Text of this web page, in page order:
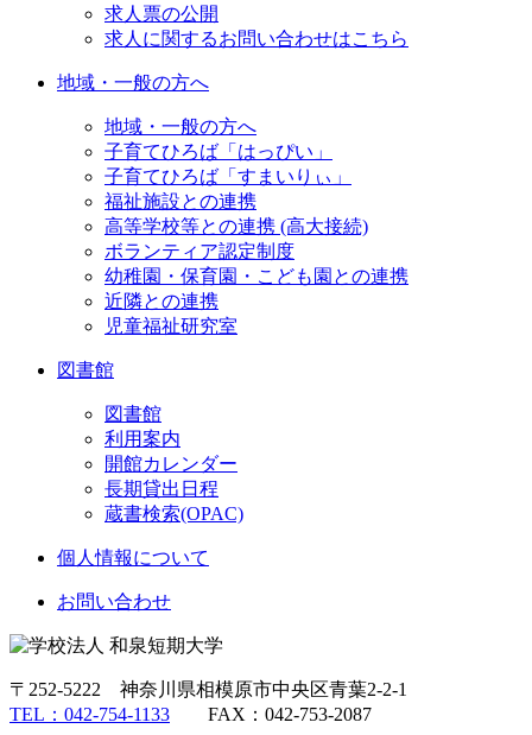
求人票の公開
求人に関するお問い合わせはこちら
地域・一般の方へ
地域・一般の方へ
子育てひろば「はっぴい」
子育てひろば「すまいりぃ」
福祉施設との連携
高等学校等との連携 (高大接続)
ボランティア認定制度
幼稚園・保育園・こども園との連携
近隣との連携
児童福祉研究室
図書館
図書館
利用案内
開館カレンダー
長期貸出日程
蔵書検索(OPAC)
個人情報について
お問い合わせ
〒252-5222 神奈川県相模原市中央区青葉2-2-1
TEL：042-754-1133 FAX：042-753-2087